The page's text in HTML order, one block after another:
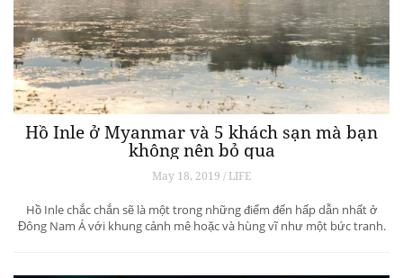
Hồ Inle ở Myanmar và 5 khách sạn mà bạn
không nên bỏ qua
May 18, 2019 / LIFE
Hồ Inle chắc chắn sẽ là một trong những điểm đến hấp dẫn nhất ở
Đông Nam Á với khung cảnh mê hoặc và hùng vĩ như một bức tranh.